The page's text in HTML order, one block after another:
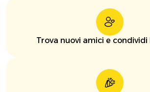
Trova nuovi amici e